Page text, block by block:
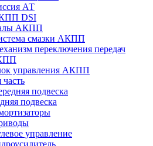
АТ
DSI
АКПП
смазки АКПП
переключения передач
управления АКПП
часть
подвеска
подвеска
управление